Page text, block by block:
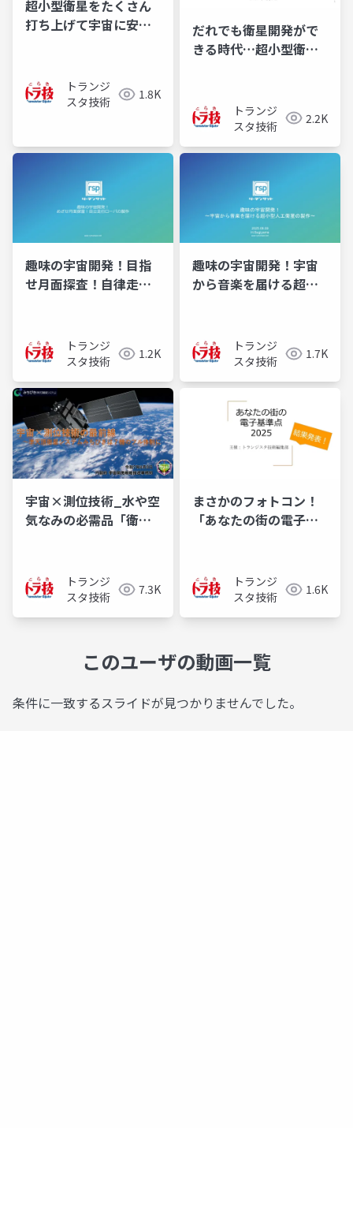
超小型衛星をたくさん
打ち上げて宇宙に安く
トランジ
スタ技術
1.8K
だれでも衛星開発がで
きる時代…超小型衛星
トランジ
スタ技術
2.2K
趣味の宇宙開発！目指
せ月面探査！自律走行
トランジ
スタ技術
1.2K
趣味の宇宙開発！宇宙
から音楽を届ける超小
トランジ
スタ技術
1.7K
宇宙×測位技術_水や空
気なみの必需品「衛星
トランジ
スタ技術
7.3K
まさかのフォトコン！
「あなたの街の電子基
トランジ
スタ技術
1.6K
このユーザの動画一覧
条件に一致するスライドが見つかりませんでした。